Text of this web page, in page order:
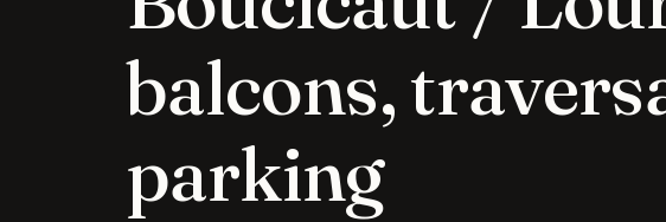
balcons,
parking